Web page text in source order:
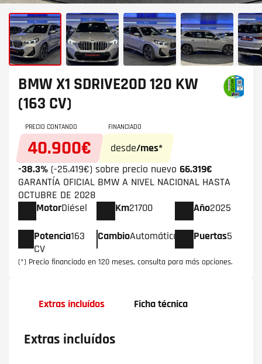
BMW X1 SDRIVE20D 120 KW
(163 CV)
PRECIO CONTANDO
40.900€
FINANCIADO
desde/mes*
-38.3% (-25.419€) sobre precio nuevo 66.319€
GARANTÍA OFICIAL BMW A NIVEL NACIONAL HASTA
OCTUBRE DE 2028
MotorDiésel Km21700 Año2025
Potencia163
CV
CambioAutomático Puertas5
(*) Precio financiado en 120 meses, consulta para más opciones.
Extras incluídos Ficha técnica
Extras incluídos